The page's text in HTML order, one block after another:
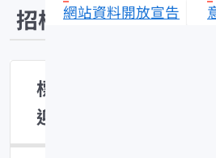
網站資料開放宣告
招標資訊
標售本所廢五金與相關
迎參加投標。